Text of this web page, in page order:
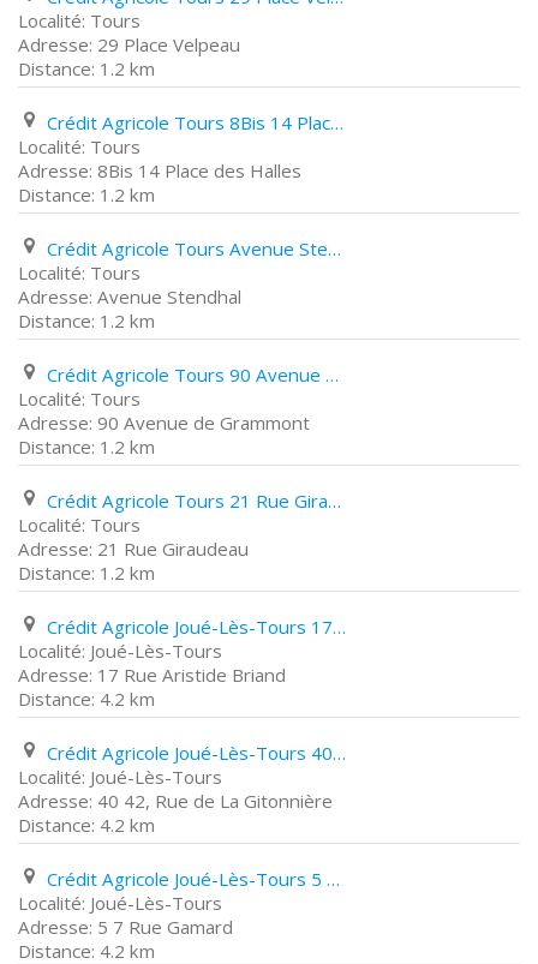
Tours
29 Place Velpeau
1.2 km
Crédit Agricole Tours 8Bis 14 Place des Halles
Tours
8Bis 14 Place des Halles
1.2 km
Crédit Agricole Tours Avenue Stendhal
Tours
Avenue Stendhal
1.2 km
Crédit Agricole Tours 90 Avenue de Grammont
Tours
90 Avenue de Grammont
1.2 km
Crédit Agricole Tours 21 Rue Giraudeau
Tours
21 Rue Giraudeau
1.2 km
Crédit Agricole Joué-Lès-Tours 17 Rue Aristide Briand
Joué-Lès-Tours
17 Rue Aristide Briand
4.2 km
Crédit Agricole Joué-Lès-Tours 40 42, Rue de La Gitonnière
Joué-Lès-Tours
40 42, Rue de La Gitonnière
4.2 km
Crédit Agricole Joué-Lès-Tours 5 7 Rue Gamard
Joué-Lès-Tours
5 7 Rue Gamard
4.2 km